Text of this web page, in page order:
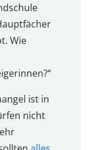
Wie
ist in
nicht